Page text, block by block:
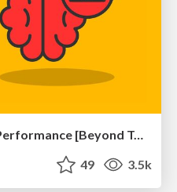
The Psychology of Web Performance [Beyond Tellerrand 2023]
49 3.5k